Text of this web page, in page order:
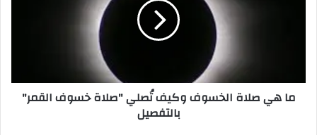
ما هي صلاة الخسوف وكيف تُصلي "صلاة خسوف القمر"
بالتفصيل